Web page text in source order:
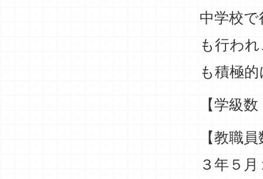
中学校
も行わ
も積極
【学級
【
３年５